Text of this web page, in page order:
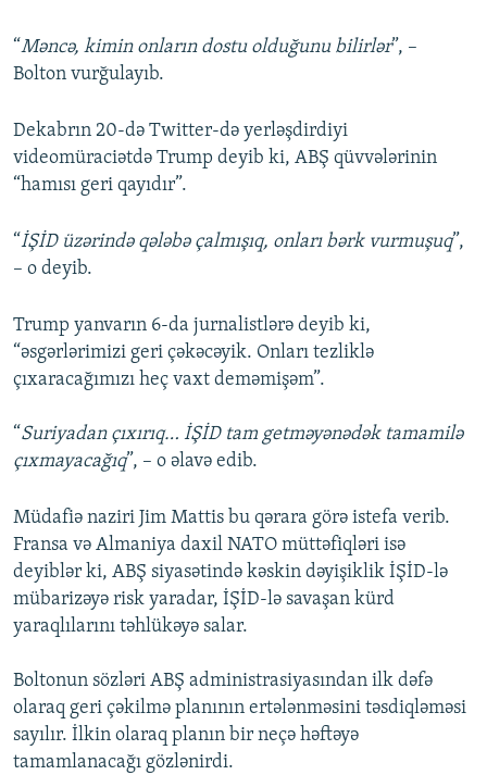
“Məncə, kimin onların dostu olduğunu bilirlər”, –
Bolton vurğulayıb.
Dekabrın 20-də Twitter-də yerləşdirdiyi
videomüraciətdə Trump deyib ki, ABŞ qüvvələrinin
“hamısı geri qayıdır”.
“İŞİD üzərində qələbə çalmışıq, onları bərk vurmuşuq”,
– o deyib.
Trump yanvarın 6-da jurnalistlərə deyib ki,
“əsgərlərimizi geri çəkəcəyik. Onları tezliklə
çıxaracağımızı heç vaxt deməmişəm”.
“Suriyadan çıxırıq… İŞİD tam getməyənədək tamamilə
çıxmayacağıq”, – o əlavə edib.
Müdafiə naziri Jim Mattis bu qərara görə istefa verib.
Fransa və Almaniya daxil NATO müttəfiqləri isə
deyiblər ki, ABŞ siyasətində kəskin dəyişiklik İŞİD-lə
mübarizəyə risk yaradar, İŞİD-lə savaşan kürd
yaraqlılarını təhlükəyə salar.
Boltonun sözləri ABŞ administrasiyasından ilk dəfə
olaraq geri çəkilmə planının ertələnməsini təsdiqləməsi
sayılır. İlkin olaraq planın bir neçə həftəyə
tamamlanacağı gözlənirdi.